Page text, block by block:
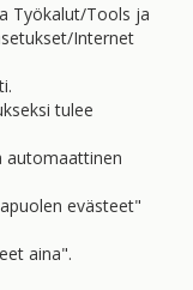
Työkalut/Tools ja
Internet
tulee
automaattinen
evästeet"
aina".